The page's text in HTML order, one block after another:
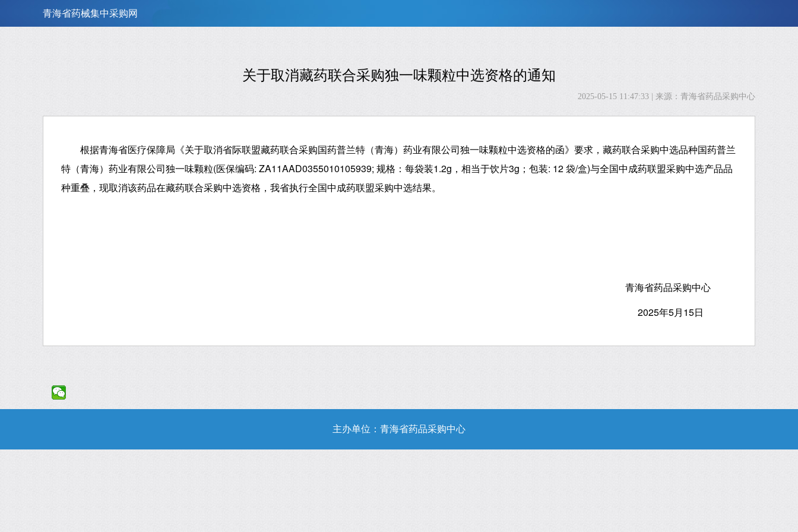
青海省药械集中采购网
关于取消藏药联合采购独一味颗粒中选资格的通知
2025-05-15 11:47:33 | 来源：青海省药品采购中心
根据青海省医疗保障局《关于取消省际联盟藏药联合采购国药普兰特（青海）药业有限公司独一味颗粒中选资格的函》要求，藏药联合采购中选品种国药普兰
特（青海）药业有限公司独一味颗粒(医保编码: ZA11AAD0355010105939; 规格：每袋装1.2g，相当于饮片3g；包装: 12 袋/盒)与全国中成药联盟采购中选产品品
种重叠，现取消该药品在藏药联合采购中选资格，我省执行全国中成药联盟采购中选结果。
青海省药品采购中心
2025年5月15日
主办单位：青海省药品采购中心